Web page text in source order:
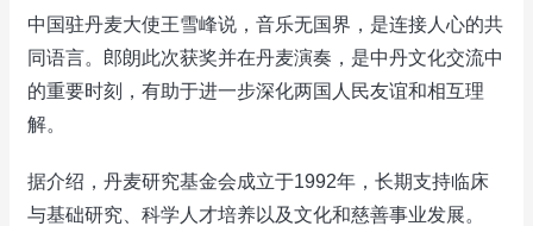
中国驻丹麦大使王雪峰说，音乐无国界，是连接人心的共
同语言。郎朗此次获奖并在丹麦演奏，是中丹文化交流中
的重要时刻，有助于进一步深化两国人民友谊和相互理
解。
据介绍，丹麦研究基金会成立于1992年，长期支持临床
与基础研究、科学人才培养以及文化和慈善事业发展。